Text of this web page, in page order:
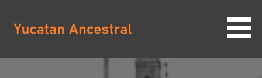
contenido
YUCATAN ANCESTRAL